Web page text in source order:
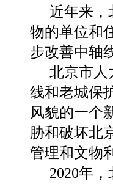
近年来，
物的单位和
步改善中轴
北京市人
线和老城保
风貌的一个
胁和破坏北
管理和文物
2020年